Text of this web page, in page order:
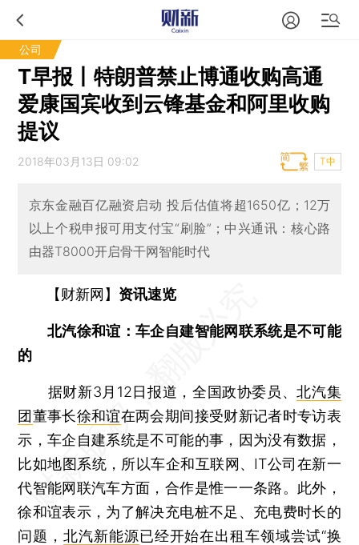
公司
T早报丨特朗普禁止博通收购高通
爱康国宾收到云锋基金和阿里收购
提议
2018年03月13日 09:02 T中
京东金融百亿融资启动 投后估值将超1650亿；12万
以上个税申报可用支付宝“刷脸”；中兴通讯：核心路
由器T8000开启骨干网智能时代
【财新网】 资讯速览
北汽徐和谊：车企自建智能网联系统是不可能
的
据财新3月12日报道，全国政协委员、北汽集
团董事长徐和谊在两会期间接受财新记者时专访表
示，车企自建系统是不可能的事，因为没有数据，
比如地图系统，所以车企和互联网、IT公司在新一
代智能网联汽车方面，合作是惟一一条路。此外，
徐和谊表示，为了解决充电桩不足、充电费时长的
问题，北汽新能源已经开始在出租车领域尝试“换